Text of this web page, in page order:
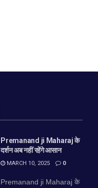
Premanand ji Maharaj के
दर्शन अब नहीं रहेंगे आसान
MARCH 10, 2025 0
Premanand ji Maharaj के